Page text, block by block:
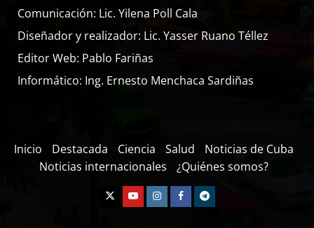
Comunicación: Lic. Yilena Poll Cala
Diseñador y realizador: Lic. Yasser Ruano Téllez
Editor Web: Pablo Fariñas
Informático: Ing. Ernesto Menchaca Sardiñas
Inicio Destacada Ciencia Salud
Noticias de Cuba
Noticias internacionales
¿Quiénes somos?